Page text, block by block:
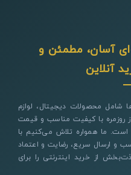
آسان، مطمئن و
آنلاین
شامل محصولات دیجیتال، لوازم
روزمره با کیفیت مناسب و قیمت
است. ما همواره تلاش می‌کنیم با
و ارسال سریع، رضایت و اعتماد
از خرید اینترنتی را برای